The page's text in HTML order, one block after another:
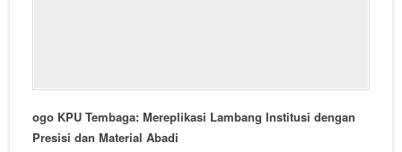
ogo KPU Tembaga: Mereplikasi Lambang Institusi dengan
Presisi dan Material Abadi